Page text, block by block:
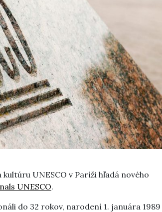
UNESCO v Paríži hľadá nového
UNESCO.
do 32 rokov, narodení 1. januára 1989